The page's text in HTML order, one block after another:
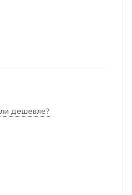
дешевле?